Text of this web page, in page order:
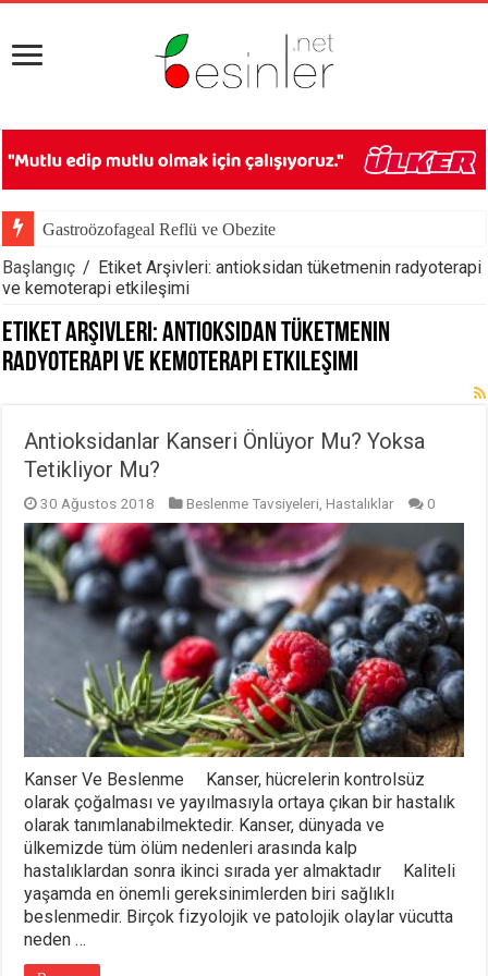
Gastroözofageal Reflü ve Obezite
Başlangıç / Etiket Arşivleri: antioksidan tüketmenin radyoterapi
ve kemoterapi etkileşimi
Etiket Arşivleri:antioksidan tüketmenin
radyoterapi ve kemoterapi etkileşimi
Antioksidanlar Kanseri Önlüyor Mu? Yoksa
Tetikliyor Mu?
30 Ağustos 2018 Beslenme Tavsiyeleri,Hastalıklar 0
Kanser Ve Beslenme Kanser, hücrelerin kontrolsüz
olarak çoğalması ve yayılmasıyla ortaya çıkan bir hastalık
olarak tanımlanabilmektedir. Kanser, dünyada ve
ülkemizde tüm ölüm nedenleri arasında kalp
hastalıklardan sonra ikinci sırada yer almaktadır Kaliteli
yaşamda en önemli gereksinimlerden biri sağlıklı
beslenmedir. Birçok fizyolojik ve patolojik olaylar vücutta
neden …